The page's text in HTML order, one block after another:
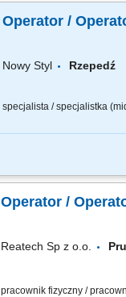
Operator /
Nowy Styl
specjalista / specjalistka
Twój zakres obowiązków:
Operator /
Reatech Sp z o.o.
pracownik fizyczny /